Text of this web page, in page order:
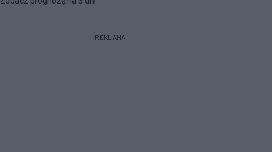
REKLAMA